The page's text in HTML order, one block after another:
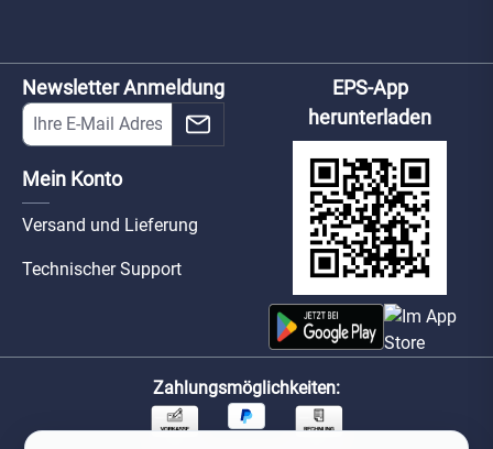
Newsletter Anmeldung
Mein Konto
Versand und Lieferung
Technischer Support
EPS-App
herunterladen
Zahlungsmöglichkeiten: